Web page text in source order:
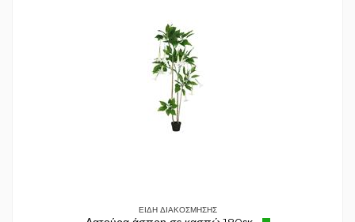
ΕΙΔΗ ΔΙΑΚΟΣΜΗΣΗΣ